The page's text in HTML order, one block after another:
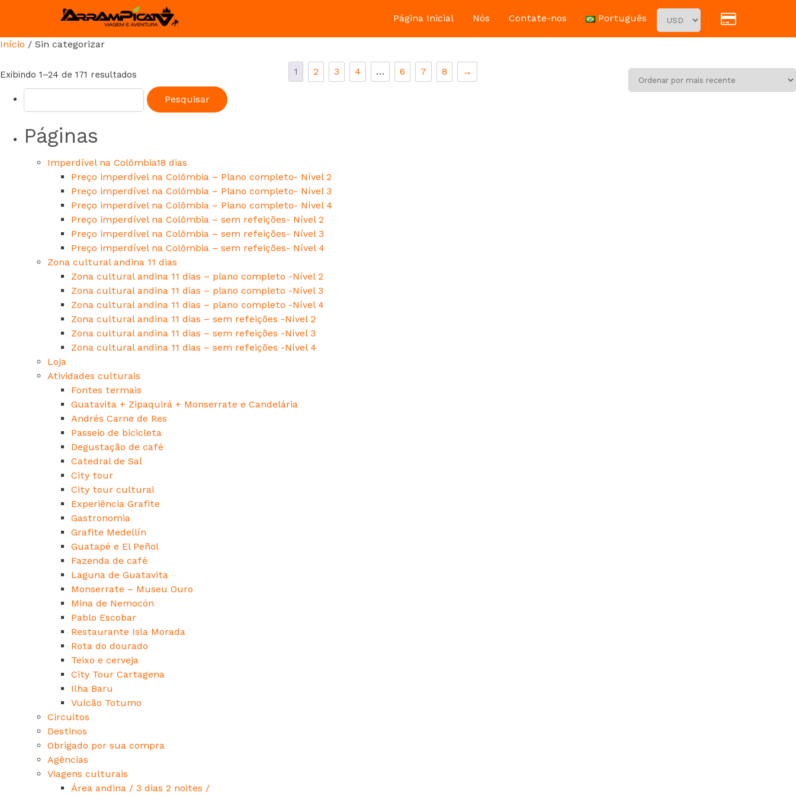
Página Inicial Nós Contate-nos Português
Início / Sin categorizar
Exibindo 1–24 de 171 resultados 1 2 3 4 … 6 7 8 →
Páginas
Imperdível na Colômbia18 dias
Preço imperdível na Colômbia – Plano completo- Nível 2
Preço imperdível na Colômbia – Plano completo- Nível 3
Preço imperdível na Colômbia – Plano completo- Nível 4
Preço imperdível na Colômbia – sem refeições- Nível 2
Preço imperdível na Colômbia – sem refeições- Nível 3
Preço imperdível na Colômbia – sem refeições- Nível 4
Zona cultural andina 11 dias
Zona cultural andina 11 dias – plano completo -Nível 2
Zona cultural andina 11 dias – plano completo -Nível 3
Zona cultural andina 11 dias – plano completo -Nível 4
Zona cultural andina 11 dias – sem refeições -Nível 2
Zona cultural andina 11 dias – sem refeições -Nível 3
Zona cultural andina 11 dias – sem refeições -Nível 4
Loja
Atividades culturais
Fontes termais
Guatavita + Zipaquirá + Monserrate e Candelária
Andrés Carne de Res
Passeio de bicicleta
Degustação de café
Catedral de Sal
City tour
City tour culturai
Experiência Grafite
Gastronomia
Grafite Medellín
Guatapé e El Peñol
Fazenda de café
Laguna de Guatavita
Monserrate – Museu Ouro
Mina de Nemocón
Pablo Escobar
Restaurante Isla Morada
Rota do dourado
Teixo e cerveja
City Tour Cartagena
Ilha Baru
Vulcão Totumo
Circuitos
Destinos
Obrigado por sua compra
Agências
Viagens culturais
Área andina / 3 dias 2 noites /